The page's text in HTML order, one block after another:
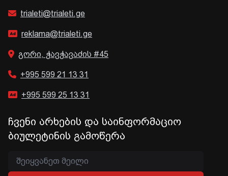
trialeti@trialeti.ge
reklama@trialeti.ge
გორი, ჭავჭავაძის #45
+995 599 21 13 31
+995 599 25 13 31
ჩვენი არხების და საინფორმაციო
ბიულეტინის გამოწერა